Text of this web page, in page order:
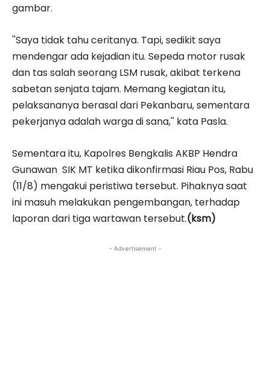
gambar.
''Saya tidak tahu ceritanya. Tapi, sedikit saya
mendengar ada kejadian itu. Sepeda motor rusak
dan tas salah seorang LSM rusak, akibat terkena
sabetan senjata tajam. Memang kegiatan itu,
pelaksananya berasal dari Pekanbaru, sementara
pekerjanya adalah warga di sana,'' kata Pasla.
Sementara itu, Kapolres Bengkalis AKBP Hendra
Gunawan SIK MT ketika dikonfirmasi Riau Pos, Rabu
(11/8) mengakui peristiwa tersebut. Pihaknya saat
ini masuh melakukan pengembangan, terhadap
laporan dari tiga wartawan tersebut.(ksm)
- Advertisement -